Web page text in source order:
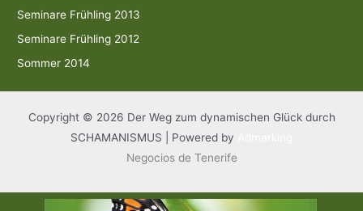
Seminare Frühling 2013
Seminare Frühling 2012
Sommer 2014
Copyright © 2026 Der Weg zum dynamischen Glück durch
SCHAMANISMUS | Powered by
Negocios de Tenerife